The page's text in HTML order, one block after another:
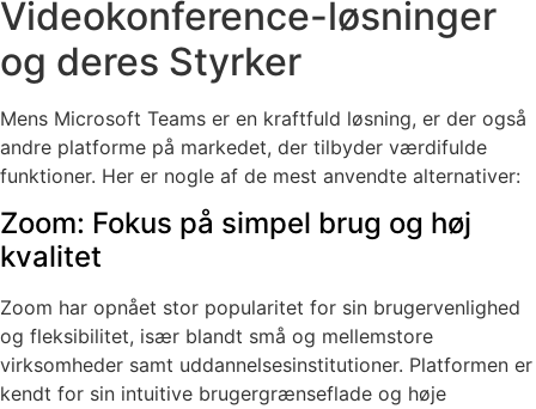
Videokonference-løsninger
og deres Styrker
Mens Microsoft Teams er en kraftfuld løsning, er der også
andre platforme på markedet, der tilbyder værdifulde
funktioner. Her er nogle af de mest anvendte alternativer:
Zoom: Fokus på simpel brug og høj
kvalitet
Zoom har opnået stor popularitet for sin brugervenlighed
og fleksibilitet, især blandt små og mellemstore
virksomheder samt uddannelsesinstitutioner. Platformen er
kendt for sin intuitive brugergrænseflade og høje